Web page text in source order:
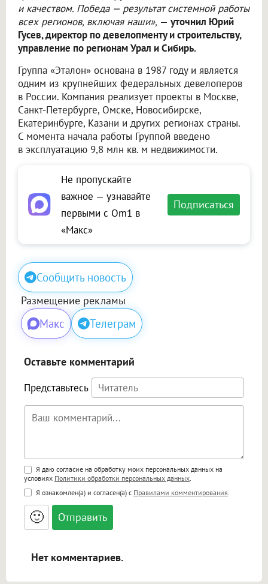
и качеством. Победа — результат системной работы
всех регионов, включая наши», — уточнил Юрий
Гусев, директор по девелопменту и строительству,
управление по регионам Урал и Сибирь.
Группа «Эталон» основана в 1987 году и является
одним из крупнейших федеральных девелоперов
в России. Компания реализует проекты в Москве,
Санкт-Петербурге, Омске, Новосибирске,
Екатеринбурге, Казани и других регионах страны.
С момента начала работы Группой введено
в эксплуатацию 9,8 млн кв. м недвижимости.
Не пропускайте
важное — узнавайте
первыми с Om1 в
«Макс»
Подписаться
Сообщить новость
Размещение рекламы
Макс Телеграм
Оставьте комментарий
Представьтесь
Поддержка HTML
<b>, <strong>, <u>, <i>, <em>, <s>, <big>,
<small>, <sup>, <sub>, <pre>, <ul>, <ol>, <li>,
<blockquote>, <code> экранирует HTML,
адреса URL автоматически становятся
ссылками, и [img]адрес[/img] будет
Я даю согласие на обработку моих персональных данных на
условиях Политики обработки персональных данных
Я ознакомлен(а) и согласен(а) с Правилами комментирования
🙂
Нет комментариев.